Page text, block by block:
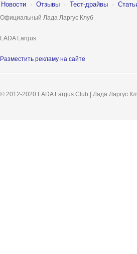
Новости · Отзывы · Тест-драйвы ·
Официальный Лада Ларгус Клуб
LADA Largus
Разместить рекламу на сайте
© 2012-2020 LADA Largus Club | Лада Ларгус